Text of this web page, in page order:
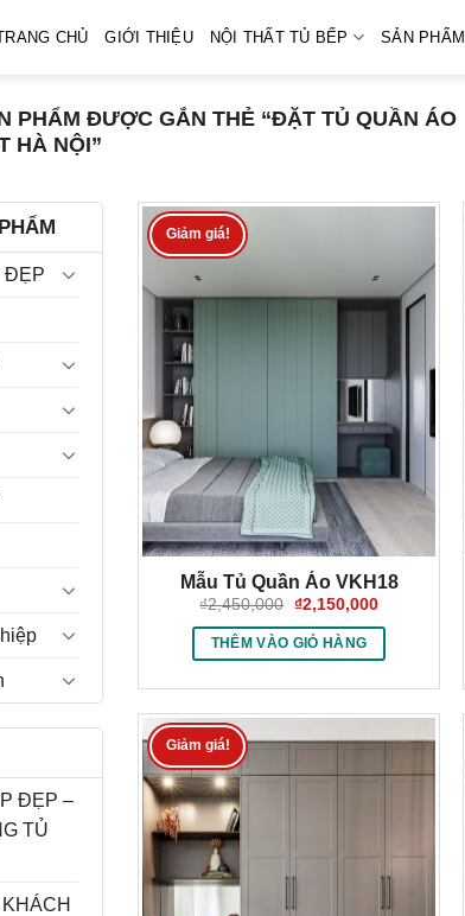
CHỦ GIỚI THIỆU NỘI THẤT TỦ BẾP SẢN PHẨM
PHẨM ĐƯỢC GẮN THẺ “ĐẶT TỦ QUẦN ÁO
HÀ NỘI”
ĐẸP
ĐẸP –
TỦ
Giảm giá!
Mẫu Tủ Quần Áo VKH18
₫2,450,000 Giá
là:
₫2,450,000.
₫2,150,000Giá
tại
là:
THÊM VÀO GIỎ HÀNG
Giảm giá!